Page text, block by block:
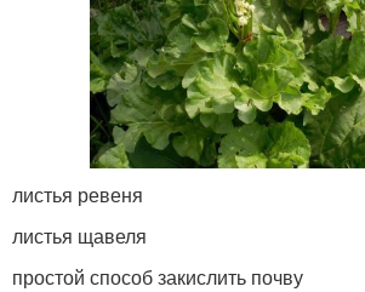
листья ревеня
листья щавеля
простой способ закислить почву